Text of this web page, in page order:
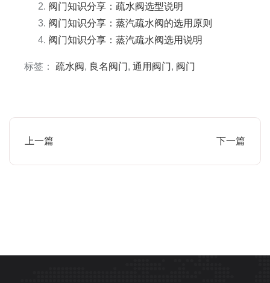
阀门知识分享：疏水阀选型说明
阀门知识分享：蒸汽疏水阀的选用原则
阀门知识分享：蒸汽疏水阀选用说明
标签： 疏水阀, 良名阀门, 通用阀门, 阀门
上一篇 下一篇